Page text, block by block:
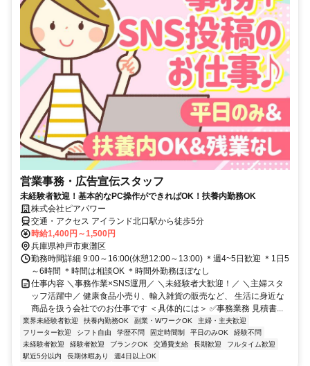
営業事務・広告宣伝スタッフ
未経験者歓迎！基本的なPC操作ができればOK！扶養内勤務OK
株式会社ピアパワー
交通・アクセス アイランド北口駅から徒歩5分
時給1,400円～1,500円
兵庫県神戸市東灘区
勤務時間詳細 9:00～16:00(休憩12:00～13:00) ＊週4~5日歓迎 ＊1日5
～6時間 ＊時間は相談OK ＊時間外勤務ほぼなし
仕事内容 ＼事務作業×SNS運用／ ＼未経験者大歓迎！／ ＼主婦スタ
ッフ活躍中／ 健康食品小売り、輸入雑貨の販売など、 生活に身近な
商品を扱う会社でのお仕事です ＜具体的には＞ ✅事務業務 見積書...
業界未経験者歓迎 扶養内勤務OK 副業・WワークOK
主婦・主夫歓迎
フリーター歓迎
シフト自由 学歴不問 固定時間制 平日のみOK
経験不問
未経験者歓迎
経験者歓迎 ブランクOK 交通費支給 長期歓迎
フルタイム歓迎
駅近5分以内
長期休暇あり 週4日以上OK